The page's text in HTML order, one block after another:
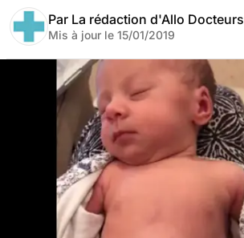
Par La rédaction d'Allo Docteurs
Mis à jour le 15/01/2019